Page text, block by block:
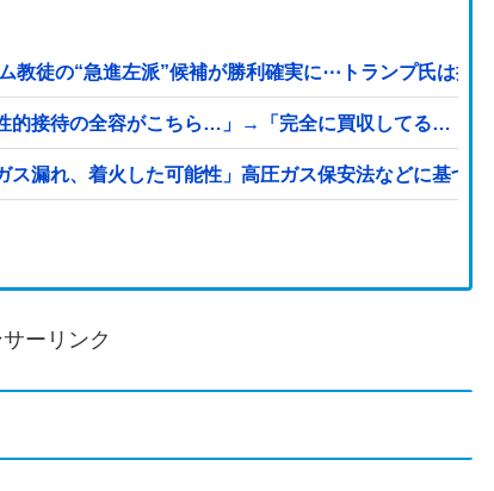
教徒の“急進左派”候補が勝利確実に⋯トランプ氏は批判
的接待の全容がこちら…」→「完全に買収してる…（ブ
漏れ、着火した可能性」高圧ガス保安法などに基づ
ーリンク